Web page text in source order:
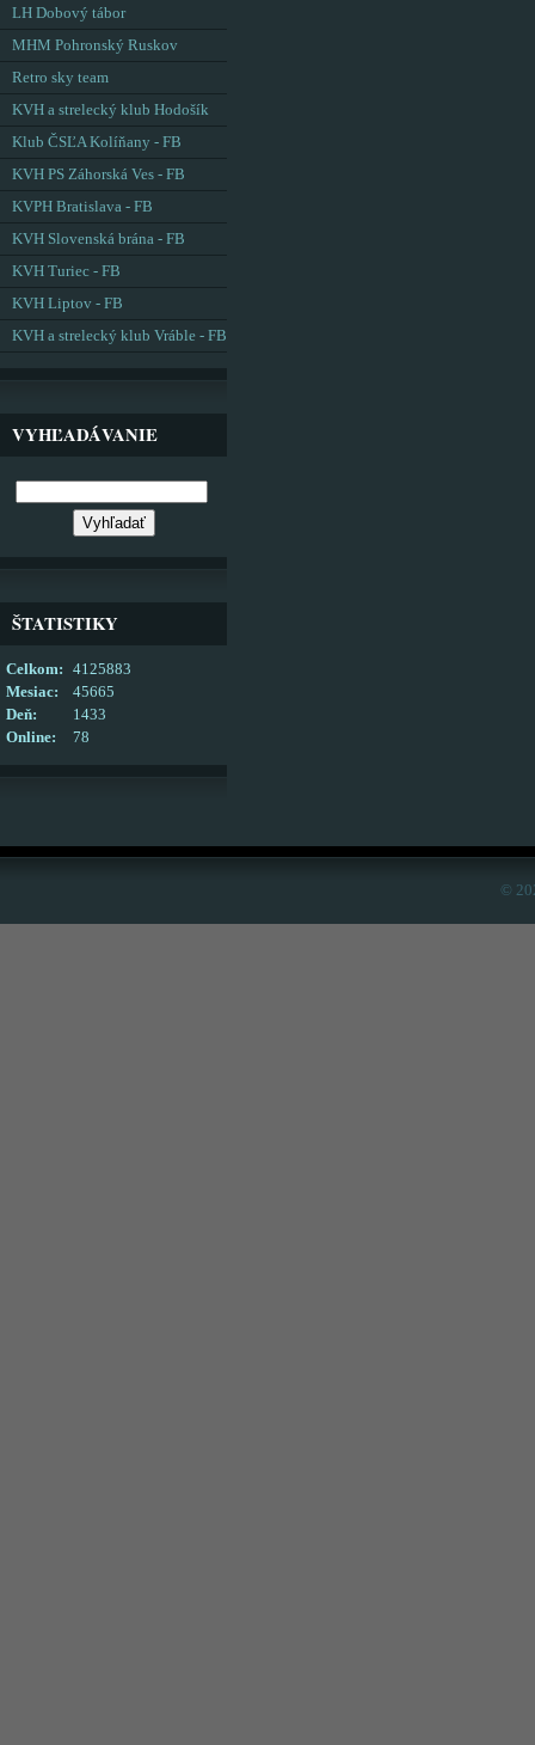
LH Dobový tábor
MHM Pohronský Ruskov
Retro sky team
KVH a strelecký klub Hodošík
Klub ČSĽA Kolíňany - FB
KVH PS Záhorská Ves - FB
KVPH Bratislava - FB
KVH Slovenská brána - FB
KVH Turiec - FB
KVH Liptov - FB
KVH a strelecký klub Vráble - FB
VYHĽADÁVANIE
ŠTATISTIKY
Online: 78
Celkom:
4125883
Mesiac:
45665
Deň:
1433
©